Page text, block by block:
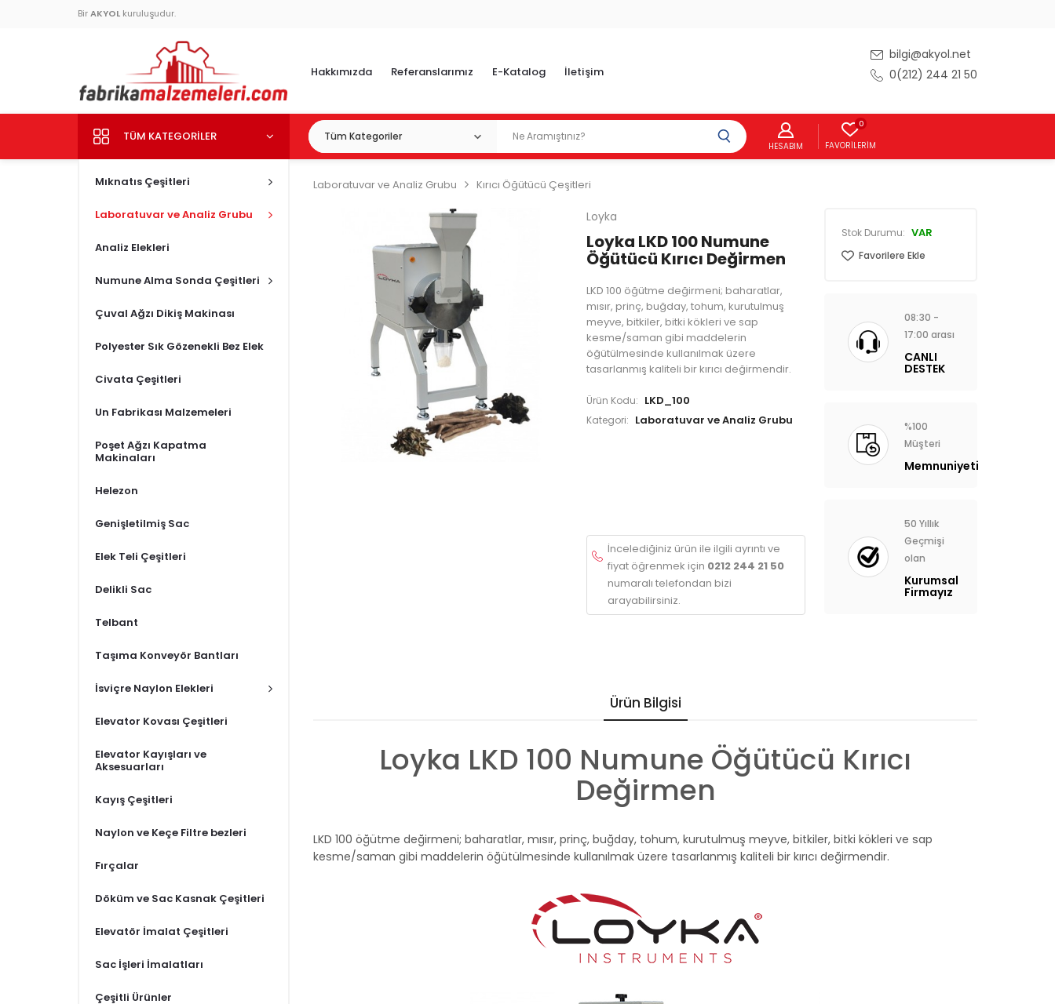
Bir AKYOL kuruluşudur.
bilgi@akyol.net
0(212) 244 21 50
Hakkımızda Referanslarımız E-Katalog İletişim
TÜM KATEGORILER
Mıknatıs Çeşitleri
Laboratuvar ve Analiz Grubu
Analiz Elekleri
Numune Alma Sonda Çeşitleri
Çuval Ağzı Dikiş Makinası
Polyester Sık Gözenekli Bez Elek
Civata Çeşitleri
Un Fabrikası Malzemeleri
Poşet Ağzı Kapatma
Makinaları
Helezon
Genişletilmiş Sac
Elek Teli Çeşitleri
Delikli Sac
Telbant
Taşıma Konveyör Bantları
İsviçre Naylon Elekleri
Elevator Kovası Çeşitleri
Elevator Kayışları ve
Aksesuarları
Kayış Çeşitleri
Naylon ve Keçe Filtre bezleri
Fırçalar
Döküm ve Sac Kasnak Çeşitleri
Elevatör İmalat Çeşitleri
Sac İşleri İmalatları
Çeşitli Ürünler
HESABIM
0
FAVORILERIM
Laboratuvar ve Analiz Grubu Kırıcı Öğütücü Çeşitleri
Loyka
Loyka LKD 100 Numune
Öğütücü Kırıcı Değirmen
LKD 100 öğütme değirmeni; baharatlar,
mısır, prinç, buğday, tohum, kurutulmuş
meyve, bitkiler, bitki kökleri ve sap
kesme/saman gibi maddelerin
öğütülmesinde kullanılmak üzere
tasarlanmış kaliteli bir kırıcı değirmendir.
Ürün Kodu: LKD_100
Kategori: Laboratuvar ve Analiz Grubu
İncelediğiniz ürün ile ilgili ayrıntı ve
fiyat öğrenmek için 0212 244 21 50
numaralı telefondan bizi
arayabilirsiniz.
Stok Durumu: VAR
Favorilere Ekle
08:30 -
17:00 arası
CANLI
DESTEK
%100
Müşteri
Memnuniyeti
50 Yıllık
Geçmişi
olan
Kurumsal
Firmayız
Ürün Bilgisi
Loyka LKD 100 Numune Öğütücü Kırıcı
Değirmen
LKD 100 öğütme değirmeni; baharatlar, mısır, prinç, buğday, tohum, kurutulmuş meyve, bitkiler, bitki kökleri ve sap
kesme/saman gibi maddelerin öğütülmesinde kullanılmak üzere tasarlanmış kaliteli bir kırıcı değirmendir.